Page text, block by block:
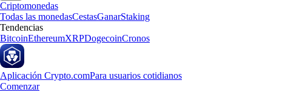
Criptomonedas
Todas las monedasCestasGanarStaking
Tendencias
BitcoinEthereumXRPDogecoinCronos
Aplicación Crypto.comPara usuarios cotidianos
Comenzar